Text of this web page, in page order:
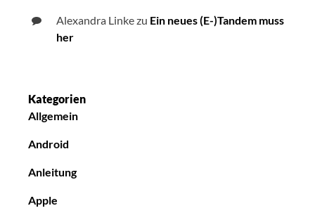
Alexandra Linkezu Ein neues (E-)Tandem muss
her
Kategorien
Allgemein
Android
Anleitung
Apple